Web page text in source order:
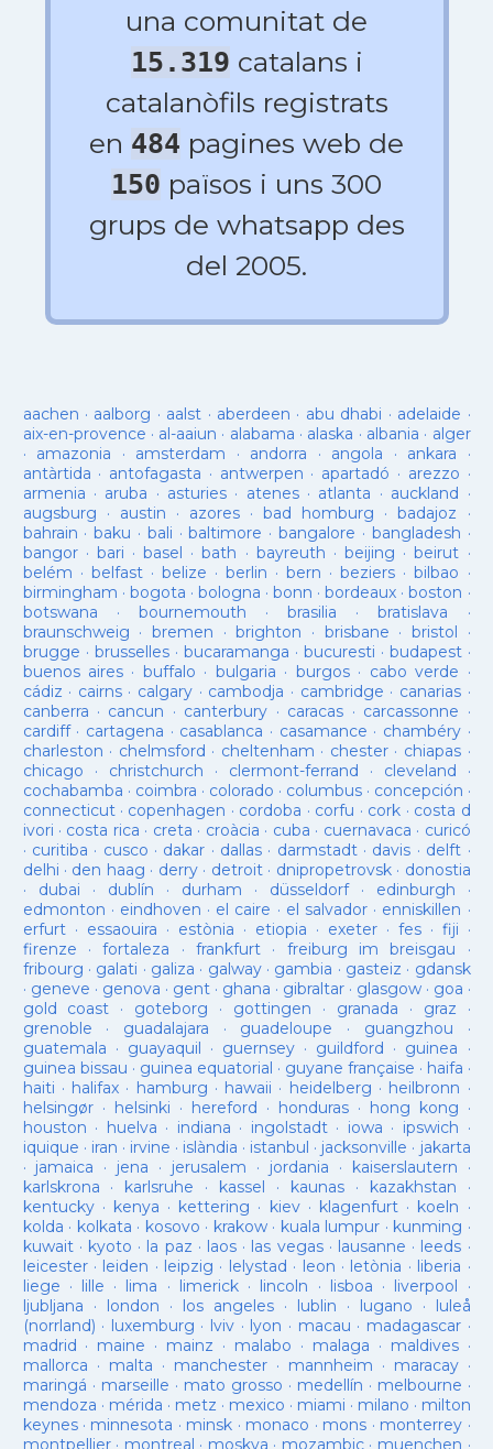
una comunitat de
15.319 catalans i
catalanòfils registrats
en 484 pagines web de
150 països i uns 300
grups de whatsapp des
del 2005.
aachen · aalborg · aalst · aberdeen · abu dhabi · adelaide ·
aix-en-provence · al-aaiun · alabama · alaska · albania · alger
· amazonia · amsterdam · andorra · angola · ankara ·
antàrtida · antofagasta · antwerpen · apartadó · arezzo ·
armenia · aruba · asturies· atenes· atlanta · auckland ·
augsburg · austin · azores·bad homburg ·badajoz ·
bahrain ·baku · bali ·baltimore ·bangalore · bangladesh ·
bangor· bari ·basel ·bath · bayreuth ·beijing ·beirut ·
belém · belfast· belize · berlin ·bern ·beziers ·bilbao ·
birmingham · bogota · bologna ·bonn ·bordeaux ·boston ·
botswana · bournemouth ·brasilia ·bratislava ·
braunschweig · bremen ·brighton · brisbane · bristol ·
brugge · brusselles· bucaramanga · bucuresti · budapest·
buenos aires· buffalo · bulgaria · burgos· cabo verde ·
cádiz · cairns· calgary · cambodja · cambridge · canarias·
canberra · cancun · canterbury · caracas · carcassonne ·
cardiff· cartagena · casablanca · casamance · chambéry·
charleston · chelmsford · cheltenham · chester· chiapas ·
chicago · christchurch · clermont-ferrand · cleveland ·
cochabamba · coimbra · colorado · columbus· concepción ·
connecticut· copenhagen · cordoba · corfu · cork · costa d
ivori · costa rica · creta · croàcia · cuba · cuernavaca · curicó
· curitiba · cusco · dakar · dallas · darmstadt· davis · delft ·
delhi · den haag · derry· detroit· dnipropetrovsk· donostia
· dubai · dublín · durham · düsseldorf· edinburgh ·
edmonton · eindhoven · el caire · el salvador · enniskillen ·
erfurt· essaouira · estònia · etiopia · exeter· fes· fiji ·
firenze ·fortaleza · frankfurt· freiburg im breisgau ·
fribourg · galati · galiza · galway· gambia · gasteiz · gdansk
· geneve · genova · gent· ghana · gibraltar· glasgow· goa ·
gold coast · goteborg · gottingen · granada · graz ·
grenoble · guadalajara · guadeloupe · guangzhou ·
guatemala · guayaquil · guernsey· guildford · guinea ·
guinea bissau · guinea equatorial · guyane française · haifa ·
haiti · halifax · hamburg · hawaii · heidelberg · heilbronn ·
helsingør· helsinki · hereford · honduras· hong kong ·
houston · huelva · indiana · ingolstadt· iowa · ipswich ·
iquique · iran · irvine · islàndia · istanbul · jacksonville · jakarta
· jamaica · jena · jerusalem · jordania · kaiserslautern ·
karlskrona · karlsruhe · kassel · kaunas· kazakhstan ·
kentucky· kenya · kettering · kiev· klagenfurt · koeln ·
kolda · kolkata · kosovo · krakow· kuala lumpur · kunming ·
kuwait· kyoto · la paz · laos· las vegas· lausanne · leeds ·
leicester· leiden · leipzig · lelystad · leon · letònia · liberia ·
liege · lille · lima · limerick· lincoln · lisboa · liverpool ·
ljubljana · london · los angeles· lublin · lugano · luleå
(norrland) · luxemburg · lviv · lyon · macau · madagascar·
madrid · maine · mainz · malabo · malaga · maldives·
mallorca · malta · manchester· mannheim · maracay·
maringá · marseille · mato grosso · medellín · melbourne ·
mendoza · mérida · metz · mexico · miami · milano · milton
keynes· minnesota · minsk · monaco · mons · monterrey ·
montpellier· montreal · moskva · mozambic· muenchen ·